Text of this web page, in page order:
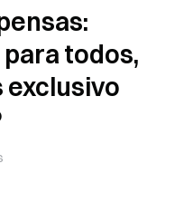
usuarios VIP
todos,
exclusivo